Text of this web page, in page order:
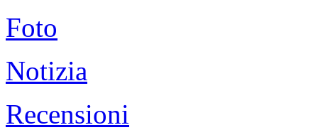
Foto
Notizia
Recensioni